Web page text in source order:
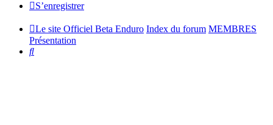
S’enregistrer
Le site Officiel Beta Enduro Index du forum MEMBRES
Présentation
Rechercher